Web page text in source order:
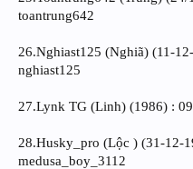
toantrung642
26.Nghiast125 (Nghiã) (11-
nghiast125
27.Lynk TG (Linh) (1986) :
28.Husky_pro (Lộc ) (31-12-
medusa_boy_3112